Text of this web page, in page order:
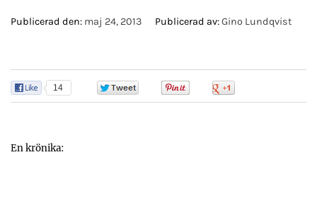
Publicerad den: maj 24, 2013 Publicerad av:Gino Lundqvist
14
En krönika: